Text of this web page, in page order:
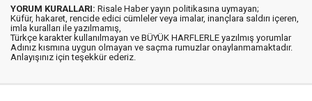
YORUM KURALLARI: Risale Haber yayın politikasına uymayan;
Küfür, hakaret, rencide edici cümleler veya imalar, inançlara saldırı içeren,
imla kuralları ile yazılmamış,
Türkçe karakter kullanılmayan ve BÜYÜK HARFLERLE yazılmış yorumlar
Adınız kısmına uygun olmayan ve saçma rumuzlar onaylanmamaktadır.
Anlayışınız için teşekkür ederiz.